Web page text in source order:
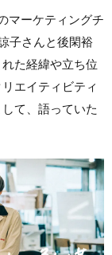
マーケティングチ
子さんと後閑裕
た経緯や立ち位
エイティビティ
て、語っていた